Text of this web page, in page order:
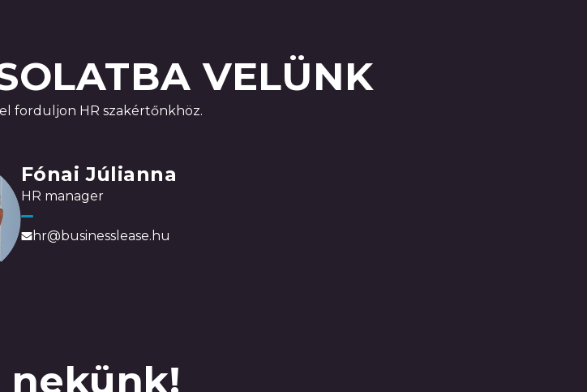
VELÜNK
forduljon HR szakértőnkhöz.
Fónai Júlianna
HR manager
hr@businesslease.hu
nekünk!